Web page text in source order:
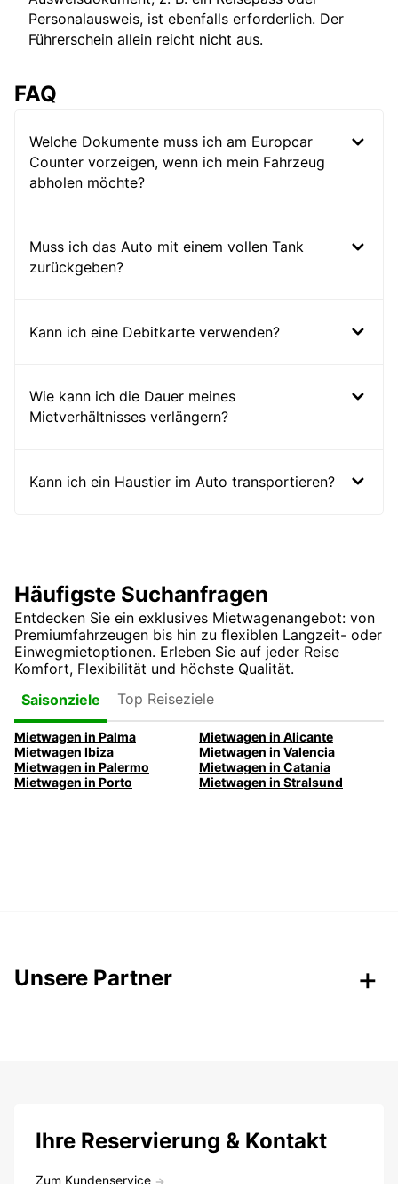
Personalausweis, ist ebenfalls erforderlich. Der
Führerschein allein reicht nicht aus.
FAQ
Welche Dokumente muss ich am Europcar
Counter vorzeigen, wenn ich mein Fahrzeug
abholen möchte?
Muss ich das Auto mit einem vollen Tank
zurückgeben?
Kann ich eine Debitkarte verwenden?
Wie kann ich die Dauer meines
Mietverhältnisses verlängern?
Kann ich ein Haustier im Auto transportieren?
Häufigste Suchanfragen
Entdecken Sie ein exklusives Mietwagenangebot: von
Premiumfahrzeugen bis hin zu flexiblen Langzeit- oder
Einwegmietoptionen. Erleben Sie auf jeder Reise
Komfort, Flexibilität und höchste Qualität.
Saisonziele
Top Reiseziele
Mietwagen in Palma
Mietwagen in Alicante
Mietwagen Ibiza
Mietwagen in Valencia
Mietwagen in Palermo
Mietwagen in Catania
Mietwagen in Porto
Mietwagen in Stralsund
Unsere Partner
Ihre Reservierung & Kontakt
Zum Kundenservice